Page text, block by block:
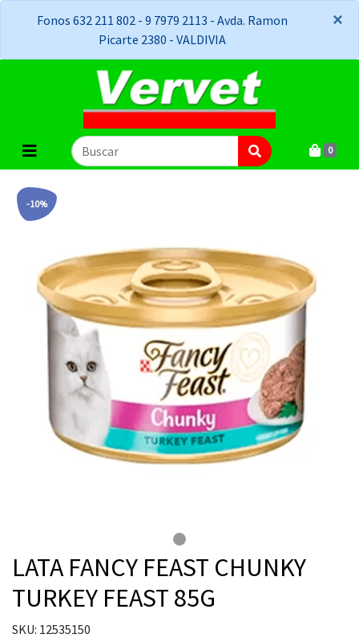
Fonos 632 211 802 - 9 7979 2113 - Avda. Ramon
Picarte 2380 - VALDIVIA
×
×
0
-10%
LATA FANCY FEAST CHUNKY
TURKEY FEAST 85G
SKU: 12535150